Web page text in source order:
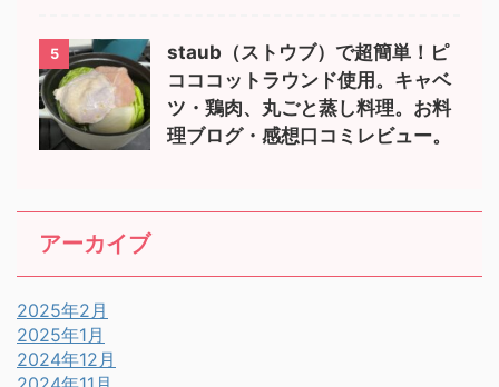
5
staub（ストウブ）で超簡単！ピ
コココットラウンド使用。キャベ
ツ・鶏肉、丸ごと蒸し料理。お料
理ブログ・感想口コミレビュー。
アーカイブ
2025年2月
2025年1月
2024年12月